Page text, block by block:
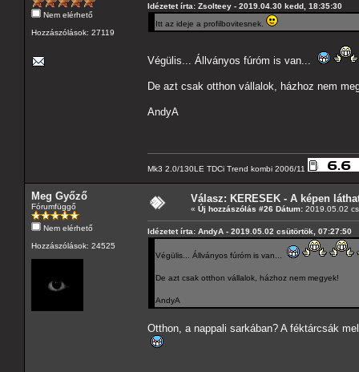
Nem elérhető
Hozzászólások: 27119
Idézetet írta: Zsolteey - 2019.04.30 kedd, 18:35:30
Itt az ideje a profilbovitesnek.
Végülis... Állványos fúróm is van...
De azt csak otthon vállalok, házhoz nem
AndyA
Mk3 2.0/130LE TDCi Trend kombi 2006/11
Meg Győző
Fórumfüggő
Nem elérhető
Hozzászólások: 24525
Válasz: KERESEK - A képen
« Új hozzászólás #26 Dátum: 2019.05.02
Idézetet írta: AndyA - 2019.05.02 csütörtök, 07:27:50
Végülis... Állványos fúróm is van...
De azt csak otthon vállalok, házhoz nem megyek!
AndyA
Otthon, a nappali sarkában? A féktárcsák